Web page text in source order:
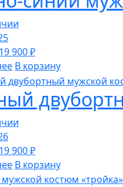
₽.
Первоначальная
₽.
19 900₽Текущая
цена:
19
900 ₽.
В корзину
Первоначальная
19 900₽Текущая
цена:
19
В корзину